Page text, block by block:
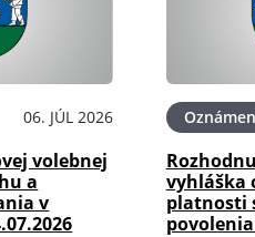
06. JÚL 2026
volebnej
a
v
vyhláška
platnosti
povolenia